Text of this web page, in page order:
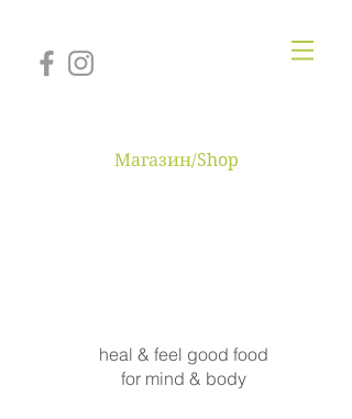
Магазин/Shop
heal & feel good food
for mind & body